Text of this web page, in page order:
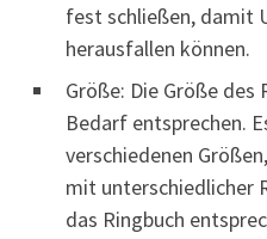
fest schließen, damit
herausfallen können.
Größe: Die Größe
Bedarf entsprechen.
verschiedenen
mit unterschiedlicher
das Ringbuch